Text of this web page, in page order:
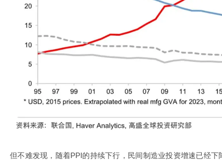
但不难发现，随着PPI的持续下行，民间制造业投资增速已经